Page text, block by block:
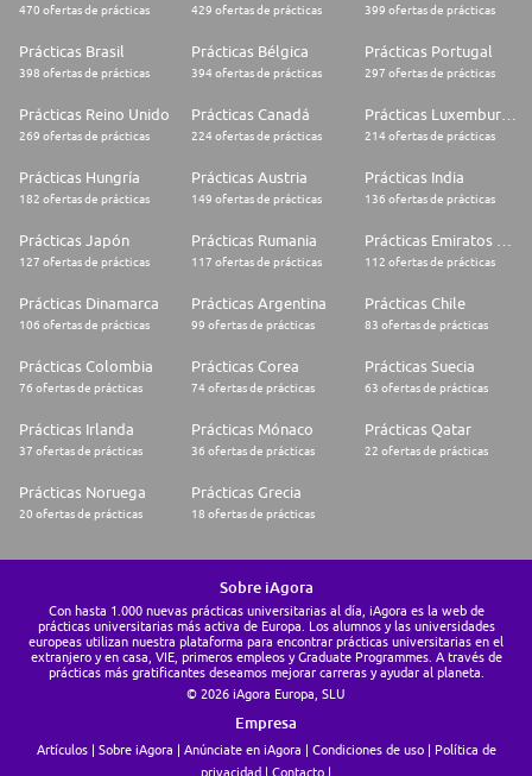
470 ofertas de prácticas 429 ofertas de prácticas 399 ofertas de prácticas
Prácticas Brasil
398 ofertas de prácticas
Prácticas Bélgica
394 ofertas de prácticas
Prácticas Portugal
297 ofertas de prácticas
Prácticas Reino Unido
269 ofertas de prácticas
Prácticas Canadá
224 ofertas de prácticas
Prácticas Luxemburgo
214 ofertas de prácticas
Prácticas Hungría
182 ofertas de prácticas
Prácticas Austria
149 ofertas de prácticas
Prácticas India
136 ofertas de prácticas
Prácticas Japón
127 ofertas de prácticas
Prácticas Rumania
117 ofertas de prácticas 112 ofertas de prácticas
Prácticas Dinamarca
106 ofertas de prácticas
Prácticas Argentina
99 ofertas de prácticas
Prácticas Chile
83 ofertas de prácticas
Prácticas Colombia
76 ofertas de prácticas
Prácticas Corea
74 ofertas de prácticas
Prácticas Suecia
63 ofertas de prácticas
Prácticas Irlanda
37 ofertas de prácticas
Prácticas Mónaco
36 ofertas de prácticas
Prácticas Qatar
22 ofertas de prácticas
Prácticas Noruega
20 ofertas de prácticas
Prácticas Grecia
18 ofertas de prácticas
Sobre iAgora
Con hasta 1.000 nuevas prácticas universitarias al día, iAgora es la web de
prácticas universitarias más activa de Europa. Los alumnos y las universidades
europeas utilizan nuestra plataforma para encontrar prácticas universitarias en el
extranjero y en casa, VIE, primeros empleos y Graduate Programmes. A través de
prácticas más gratificantes deseamos mejorar carreras y ayudar al planeta.
© 2026 iAgora Europa, SLU
Empresa
Artículos Sobre iAgora Anúnciate en iAgora Condiciones de uso
Política de
privacidad
Contacto